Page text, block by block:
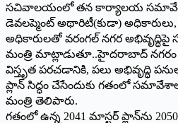
‌సచివాలయంలో తన కార్యాలయ
‌డెవలప్మెంట్‌ అథారిటీ(కుడా)
అధికారులతో వరంగల్‌ ‌నగర అభివృద్ధిపై
మంత్రి మాట్లాడుతూ..హైదరాబాద్‌ ‌నగరం
విస్తృత పరచడానికి, పలు అభివృద్ధి
‌ప్లాన్‌ ‌సిద్ధం చేసేందుకు గతంలో
మంత్రి తెలిపారు.
గతంలో ఉన్న 2041 మాస్టర్‌ ‌ప్లాన్‌ను